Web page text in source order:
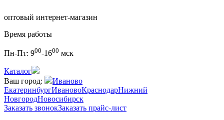
оптовый интернет-магазин
Время работы
Пн-Пт: 900-1600 мск
Каталог
Ваш город:
Иваново
ЕкатеринбургИвановоКраснодарНижний
НовгородНовосибирск
Заказать звонокЗаказать прайс-лист